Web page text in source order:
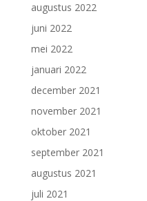
augustus 2022
juni 2022
mei 2022
januari 2022
december 2021
november 2021
oktober 2021
september 2021
augustus 2021
juli 2021